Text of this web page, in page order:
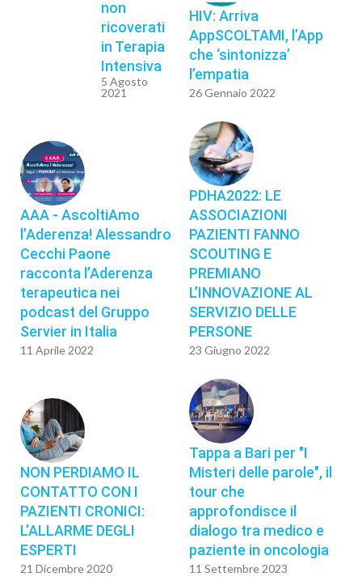
non
ricoverati
in Terapia
Intensiva
5 Agosto
2021
HIV: Arriva
AppSCOLTAMI, l’App
che ‘sintonizza’
l’empatia
26 Gennaio 2022
AAA - AscoltiAmo
l’Aderenza! Alessandro
Cecchi Paone
racconta l’Aderenza
terapeutica nei
podcast del Gruppo
Servier in Italia
11 Aprile 2022
PDHA2022: LE
ASSOCIAZIONI
PAZIENTI FANNO
SCOUTING E
PREMIANO
L’INNOVAZIONE AL
SERVIZIO DELLE
PERSONE
23 Giugno 2022
NON PERDIAMO IL
CONTATTO CON I
PAZIENTI CRONICI:
L’ALLARME DEGLI
ESPERTI
21 Dicembre 2020
Tappa a Bari per "I
Misteri delle parole", il
tour che
approfondisce il
dialogo tra medico e
paziente in oncologia
11 Settembre 2023